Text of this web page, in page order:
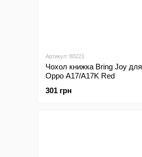
Артикул: 80221
Чохол книжка Bring Joy для
Oppo A17/A17K Red
301 грн